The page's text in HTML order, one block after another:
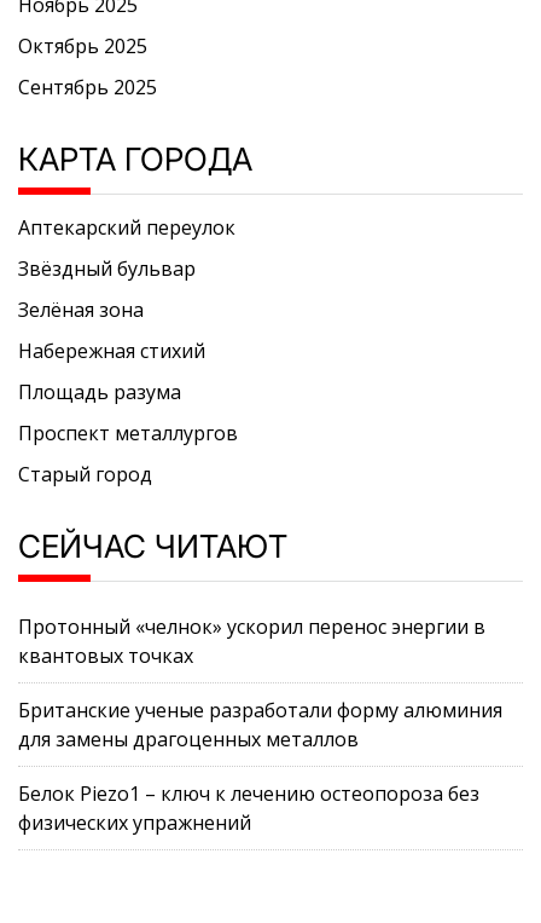
Октябрь 2025
Сентябрь 2025
КАРТА ГОРОДА
Аптекарский переулок
Звёздный бульвар
Зелёная зона
Набережная стихий
Площадь разума
Проспект металлургов
Старый город
СЕЙЧАС ЧИТАЮТ
Протонный «челнок» ускорил перенос энергии в
квантовых точках
Британские ученые разработали форму алюминия
для замены драгоценных металлов
Белок Piezo1 – ключ к лечению остеопороза без
физических упражнений